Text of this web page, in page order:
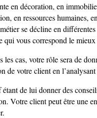
en décoration, en
en ressources humaines,
se décline en
qui vous correspond le
les cas, votre rôle sera de
de votre client en
étant de lui donner des
Votre client peut être une